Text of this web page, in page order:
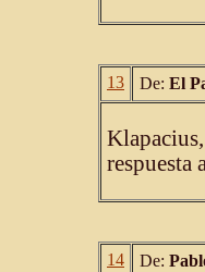
13 De: El
respuesta
14 De: